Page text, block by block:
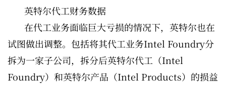
英特尔代工财务数据
在代工业务面临巨大亏损的情况下，英特尔也在
试图做出调整。包括将其代工业务Intel Foundry分
拆为一家子公司，拆分后英特尔代工（Intel
Foundry）和英特尔产品（Intel Products）的损益